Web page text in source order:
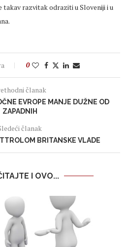
takav razvitak odraziti u Sloveniji i u
0
članak
EVROPE MANJE DUŽNE OD
ZAPADNIH
članak
BRITANSKE VLADE
I OVO...